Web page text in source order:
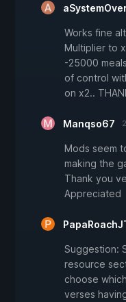
Works fine
Multiplier to
-25000
of control
on x2..
Manqso67
Mods seem
making the
Thank you
Appreciated
Suggestion:
resource
choose
verses